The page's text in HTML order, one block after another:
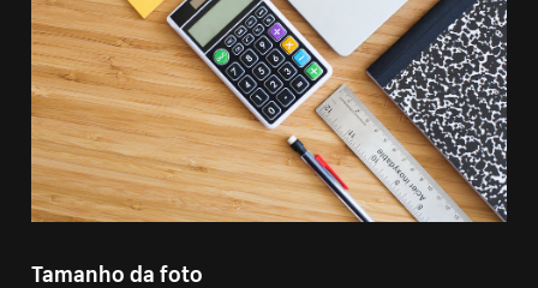
Tamanho da foto